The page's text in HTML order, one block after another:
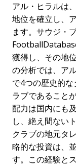
アル・ヒラルは
地位を確立し、
ます。サウジ・
獲得し、その地
の分析では、ア
で4つの歴史的
ラブであること
配力は国内にも
し、絶え間ない
クラブの地元タ
略的な投資は、
す。この経験と